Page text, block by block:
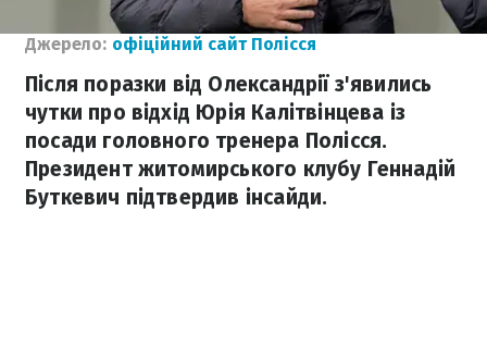
Джерело: офіційний сайт Полісся
Після поразки від Олександрії з'явились
чутки про відхід Юрія Калітвінцева із
посади головного тренера Полісся.
Президент житомирського клубу Геннадій
Буткевич підтвердив інсайди.